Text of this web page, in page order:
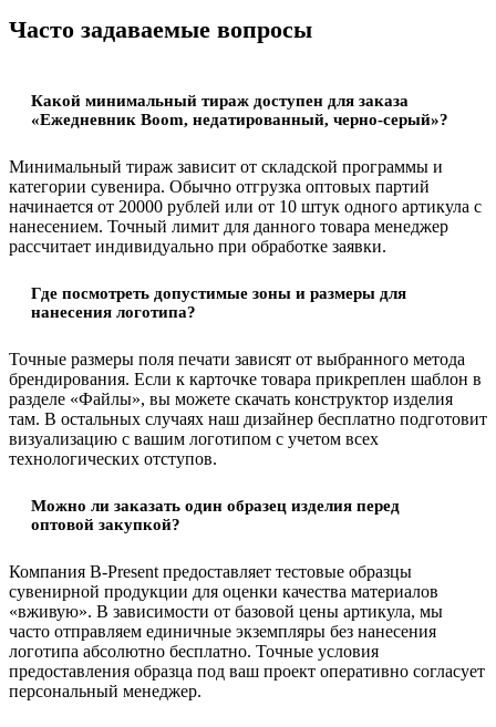
Часто задаваемые вопросы
Какой минимальный тираж доступен для заказа
«Ежедневник Boom, недатированный, черно-серый»?
Минимальный тираж зависит от складской программы и
категории сувенира. Обычно отгрузка оптовых партий
начинается от 20000 рублей или от 10 штук одного артикула с
нанесением. Точный лимит для данного товара менеджер
рассчитает индивидуально при обработке заявки.
Где посмотреть допустимые зоны и размеры для
нанесения логотипа?
Точные размеры поля печати зависят от выбранного метода
брендирования. Если к карточке товара прикреплен шаблон в
разделе «Файлы», вы можете скачать конструктор изделия
там. В остальных случаях наш дизайнер бесплатно подготовит
визуализацию с вашим логотипом с учетом всех
технологических отступов.
Можно ли заказать один образец изделия перед
оптовой закупкой?
Компания B-Present предоставляет тестовые образцы
сувенирной продукции для оценки качества материалов
«вживую». В зависимости от базовой цены артикула, мы
часто отправляем единичные экземпляры без нанесения
логотипа абсолютно бесплатно. Точные условия
предоставления образца под ваш проект оперативно согласует
персональный менеджер.